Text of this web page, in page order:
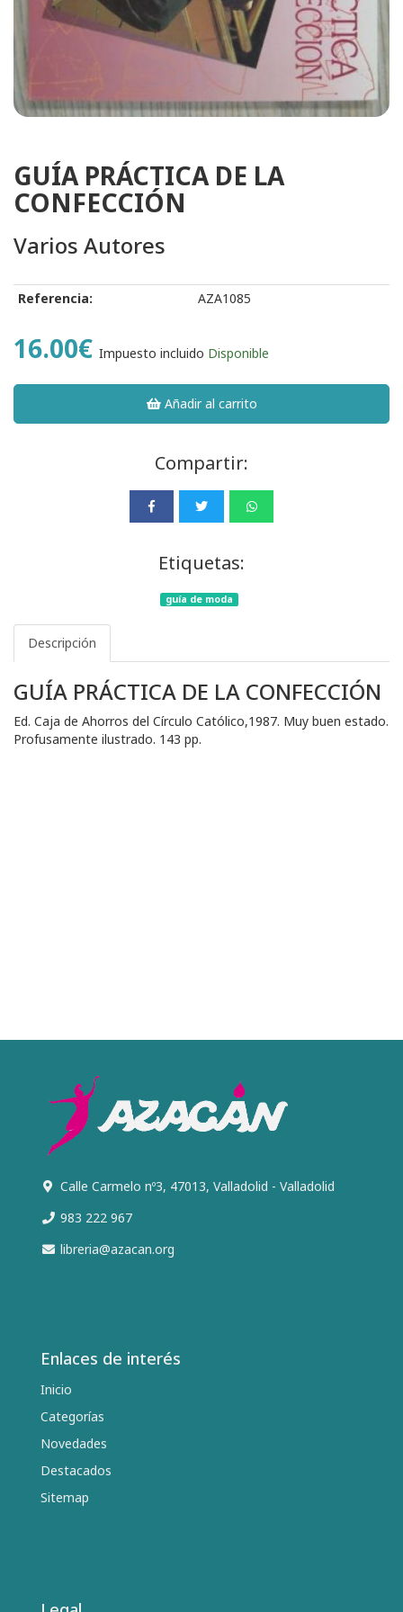
GUÍA PRÁCTICA DE LA
CONFECCIÓN
Varios Autores
Referencia: AZA1085
16.00€ Impuesto incluido Disponible
Añadir al carrito
Compartir:
Etiquetas:
guía de moda
Descripción
GUÍA PRÁCTICA DE LA CONFECCIÓN
Ed. Caja de Ahorros del Círculo Católico,1987. Muy buen estado.
Profusamente ilustrado. 143 pp.
Calle Carmelo nº3, 47013, Valladolid - Valladolid
983 222 967
libreria@azacan.org
Enlaces de interés
Inicio
Categorías
Novedades
Destacados
Sitemap